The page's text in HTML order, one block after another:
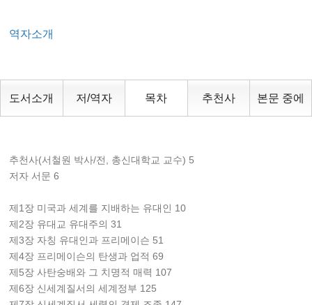
역자소개
도서소개 저/역자 목차 추천사 본문 중에
추천사(서철원 박사/전, 총신대학교 교수) 5
저자 서문 6
제1장 미국과 세계를 지배하는 유대인 10
제2장 유대교 유대주의 31
제3장 자칭 유대인과 프리메이슨 51
제4장 프리메이슨의 탄생과 업적 69
제5장 사탄숭배와 그 치명적 매력 107
제6장 신세계질서의 세계정부 125